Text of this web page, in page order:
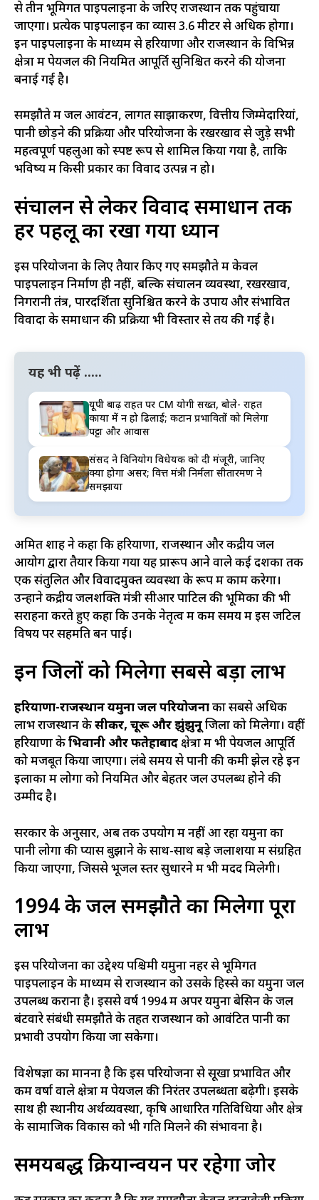
से तीन भूमिगत पाइपलाइनों के जरिए राजस्थान तक पहुंचाया
जाएगा। प्रत्येक पाइपलाइन का व्यास 3.6 मीटर से अधिक होगा।
इन पाइपलाइनों के माध्यम से हरियाणा और राजस्थान के विभिन्न
क्षेत्रों में पेयजल की नियमित आपूर्ति सुनिश्चित करने की योजना
बनाई गई है।
समझौते में जल आवंटन, लागत साझाकरण, वित्तीय जिम्मेदारियां,
पानी छोड़ने की प्रक्रिया और परियोजना के रखरखाव से जुड़े सभी
महत्वपूर्ण पहलुओं को स्पष्ट रूप से शामिल किया गया है, ताकि
भविष्य में किसी प्रकार का विवाद उत्पन्न न हो।
संचालन से लेकर विवाद समाधान तक
हर पहलू का रखा गया ध्यान
इस परियोजना के लिए तैयार किए गए समझौते में केवल
पाइपलाइन निर्माण ही नहीं, बल्कि संचालन व्यवस्था, रखरखाव,
निगरानी तंत्र, पारदर्शिता सुनिश्चित करने के उपाय और संभावित
विवादों के समाधान की प्रक्रिया भी विस्तार से तय की गई है।
यह भी पढ़ें .....
यूपी बाढ़ राहत पर CM योगी सख्त, बोले- राहत
कार्यों में न हो ढिलाई; कटान प्रभावितों को मिलेगा
पट्टा और आवास
संसद ने विनियोग विधेयक को दी मंजूरी, जानिए
क्या होगा असर; वित्त मंत्री निर्मला सीतारमण ने
समझाया
अमित शाह ने कहा कि हरियाणा, राजस्थान और केंद्रीय जल
आयोग द्वारा तैयार किया गया यह प्रारूप आने वाले कई दशकों तक
एक संतुलित और विवादमुक्त व्यवस्था के रूप में काम करेगा।
उन्होंने केंद्रीय जलशक्ति मंत्री सीआर पाटिल की भूमिका की भी
सराहना करते हुए कहा कि उनके नेतृत्व में कम समय में इस जटिल
विषय पर सहमति बन पाई।
इन जिलों को मिलेगा सबसे बड़ा लाभ
हरियाणा-राजस्थान यमुना जल परियोजनाका सबसे अधिक
लाभ राजस्थान केसीकर, चूरू और झुंझुनूजिलों को मिलेगा। वहीं
हरियाणा केभिवानी और फतेहाबादक्षेत्रों में भी पेयजल आपूर्ति
को मजबूत किया जाएगा। लंबे समय से पानी की कमी झेल रहे इन
इलाकों में लोगों को नियमित और बेहतर जल उपलब्ध होने की
उम्मीद है।
सरकार के अनुसार, अब तक उपयोग में नहीं आ रहा यमुना का
पानी लोगों की प्यास बुझाने के साथ-साथ बड़े जलाशयों में संग्रहित
किया जाएगा, जिससे भूजल स्तर सुधारने में भी मदद मिलेगी।
1994 के जल समझौते का मिलेगा पूरा
लाभ
इस परियोजना का उद्देश्य पश्चिमी यमुना नहर से भूमिगत
पाइपलाइन के माध्यम से राजस्थान को उसके हिस्से का यमुना जल
उपलब्ध कराना है। इससे वर्ष 1994 में अपर यमुना बेसिन के जल
बंटवारे संबंधी समझौते के तहत राजस्थान को आवंटित पानी का
प्रभावी उपयोग किया जा सकेगा।
विशेषज्ञों का मानना है कि इस परियोजना से सूखा प्रभावित और
कम वर्षा वाले क्षेत्रों में पेयजल की निरंतर उपलब्धता बढ़ेगी। इसके
साथ ही स्थानीय अर्थव्यवस्था, कृषि आधारित गतिविधियों और क्षेत्र
के सामाजिक विकास को भी गति मिलने की संभावना है।
समयबद्ध क्रियान्वयन पर रहेगा जोर